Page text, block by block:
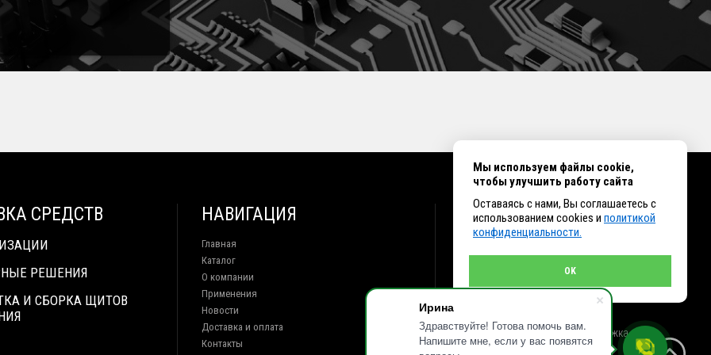
Ирина
Здравствуйте! Готова помочь вам.
Напишите мне, если у вас появятся
СРЕДСТВ
РЕШЕНИЯ
И СБОРКА ЩИТОВ
НАВИГАЦИЯ
Главная
Каталог
О компании
Применения
Новости
Доставка и оплата
Контакты
КОНТАКТЫ
+7 (914) 010-76-83, 8 (3952) 93-27-93 - Отдел
et2@et38.ru - Отдел продаж
et3@et38.ru - Техническая поддержка
Мы используем файлы cookie,
чтобы улучшить работу сайта
Оставаясь с нами, Вы соглашаетесь с
использованием cookies и политикой
конфиденциальности.
OK